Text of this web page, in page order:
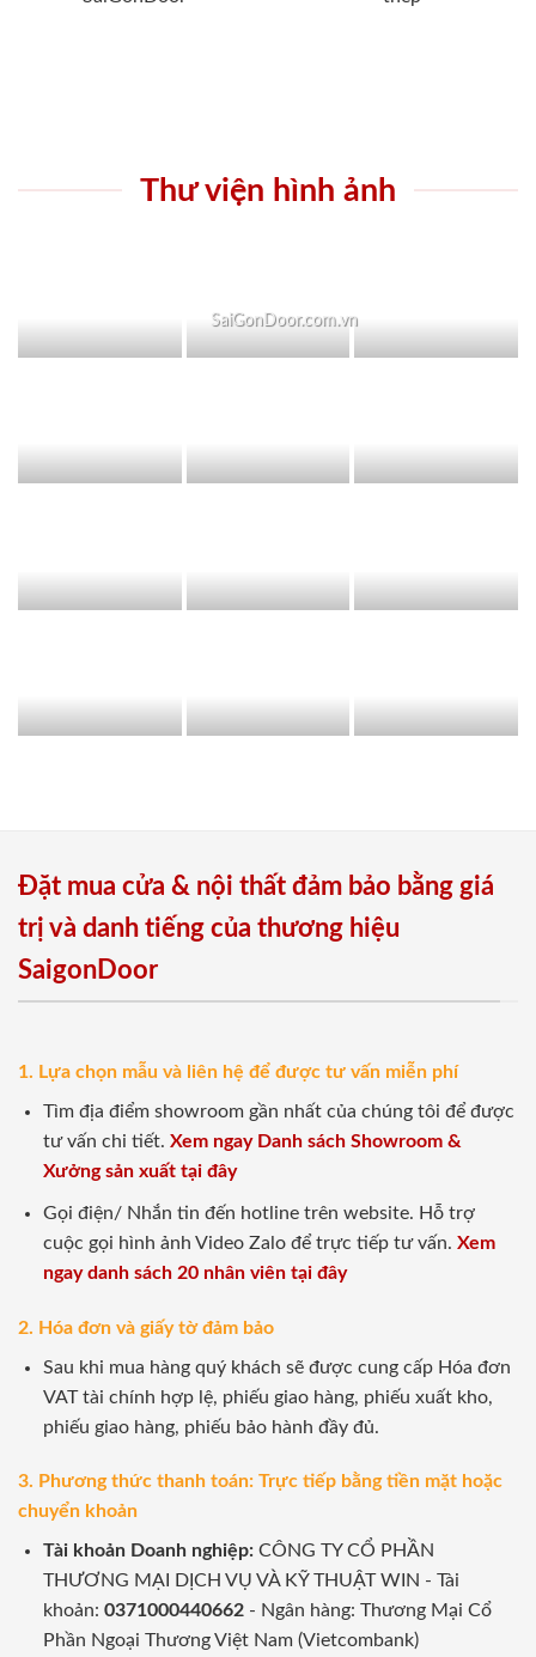
Thư viện hình ảnh
SaiGonDoor.com.vn
Đặt mua cửa & nội thất đảm bảo bằng giá
trị và danh tiếng của thương hiệu
SaigonDoor
1. Lựa chọn mẫu và liên hệ để được tư vấn miễn phí
Tìm địa điểm showroom gần nhất của chúng tôi để được
tư vấn chi tiết. Xem ngay Danh sách Showroom &
Xưởng sản xuất tại đây
Gọi điện/ Nhắn tin đến hotline trên website. Hỗ trợ
cuộc gọi hình ảnh Video Zalo để trực tiếp tư vấn. Xem
ngay danh sách 20 nhân viên tại đây
2. Hóa đơn và giấy tờ đảm bảo
Sau khi mua hàng quý khách sẽ được cung cấp Hóa đơn
VAT tài chính hợp lệ, phiếu giao hàng, phiếu xuất kho,
phiếu giao hàng, phiếu bảo hành đầy đủ.
3. Phương thức thanh toán: Trực tiếp bằng tiền mặt hoặc
chuyển khoản
Tài khoản Doanh nghiệp:CÔNG TY CỔ PHẦN
THƯƠNG MẠI DỊCH VỤ VÀ KỸ THUẬT WIN - Tài
khoản: 0371000440662- Ngân hàng: Thương Mại Cổ
Phần Ngoại Thương Việt Nam (Vietcombank)